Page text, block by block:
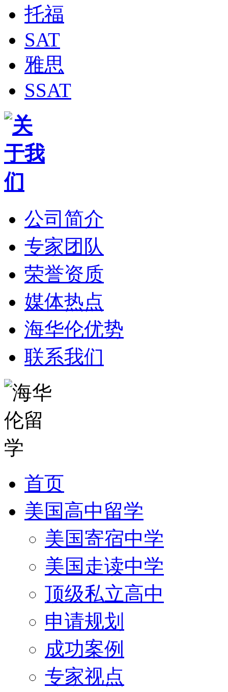
托福
SAT
雅思
SSAT
公司简介
专家团队
荣誉资质
媒体热点
海华伦优势
联系我们
首页
美国高中留学
美国寄宿中学
美国走读中学
顶级私立高中
申请规划
成功案例
专家视点